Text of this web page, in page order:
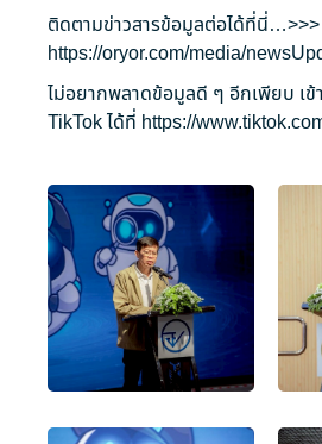
ติดตามข่าวสารข้อมูลต่อได้ที่นี่…>>>
https://oryor.com/media/
ไม่อยากพลาดข้อมูลดี ๆ อีกเพียบ เ
TikTok ได้ที่ https://